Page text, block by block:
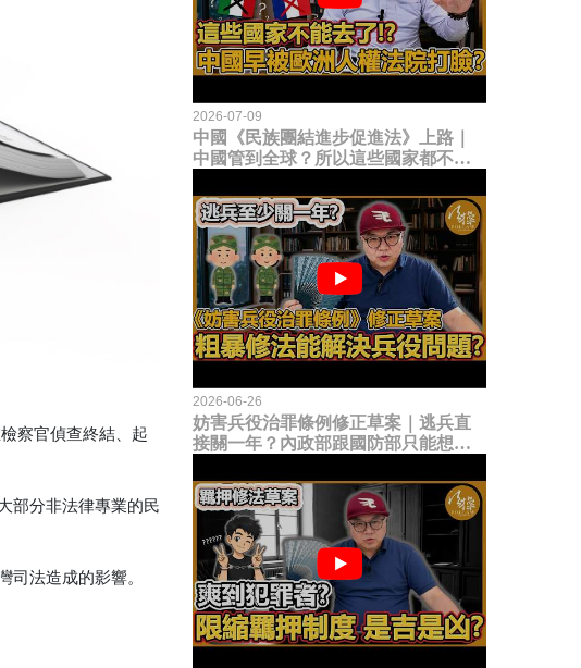
察官偵查終結、起
部分非法律專業的民
法造成的影響。
2026-07-09
中國《民族團結進步促進法》上路｜
中國管到全球？所以這些國家都不能
臉？
2026-06-26
妨害兵役治罪條例修正草案｜逃兵直
接關一年？內政部跟國防部只能想到
題？